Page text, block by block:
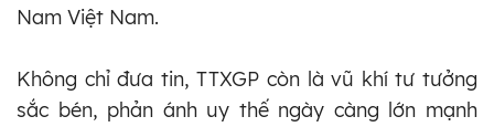
Nam Việt Nam.
Không chỉ đưa tin, TTXGP còn là vũ khí tư tưởng
sắc bén, phản ánh uy thế ngày càng lớn mạnh